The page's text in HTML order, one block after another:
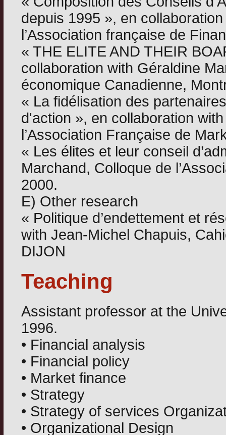
depuis 1995 », en
l’Association française de
« THE ELITE AND THEIR
collaboration with Géraldine
économique Canadienne,
« La fidélisation des
d'action », en collaboration
l’Association Française de
« Les élites et leur conseil
Marchand, Colloque de
2000.
E) Other research
« Politique d’endettement et
with Jean-Michel Chapuis,
DIJON
Teaching
Assistant professor at the
1996.
• Financial analysis
• Financial policy
• Market finance
• Strategy
• Strategy of services
• Organizational Design